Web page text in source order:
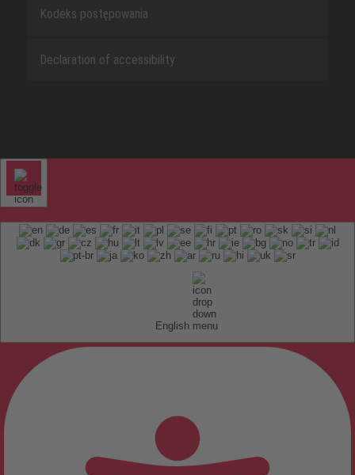
Kodeks postępowania
Declaration of accessibility
English